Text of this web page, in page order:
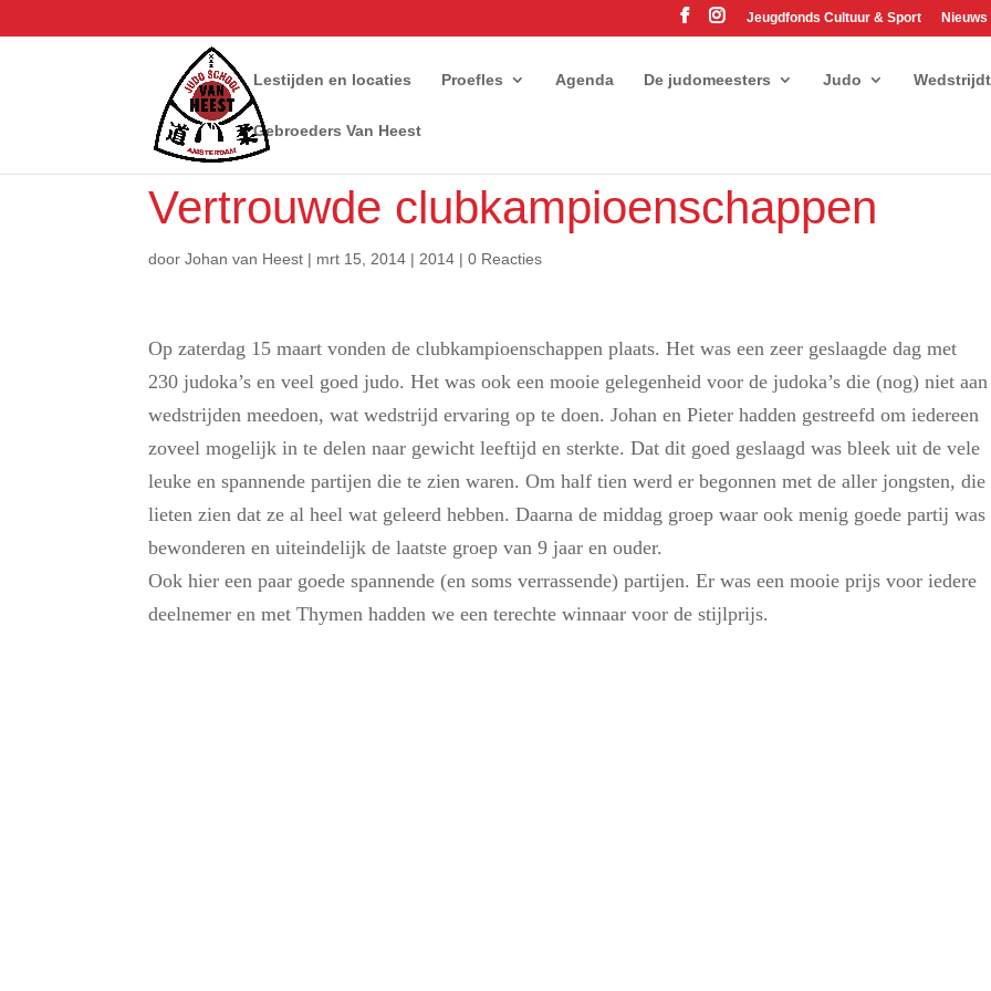
Jeugdfonds Cultuur & Sport Nieuws
Lestijden en locaties Proefles Agenda De judomeesters Judo
Gebroeders Van Heest
Vertrouwde clubkampioenschappen
doorJohan van Heest | mrt 15, 2014 | 2014 |0 Reacties
Op zaterdag 15 maart vonden de clubkampioenschappen plaats. Het was een zeer geslaagde dag met
230 judoka’s en veel goed judo. Het was ook een mooie gelegenheid voor de judoka’s die (nog) niet aan
wedstrijden meedoen, wat wedstrijd ervaring op te doen. Johan en Pieter hadden gestreefd om iedereen
zoveel mogelijk in te delen naar gewicht leeftijd en sterkte. Dat dit goed geslaagd was bleek uit de vele
leuke en spannende partijen die te zien waren. Om half tien werd er begonnen met de aller jongsten, die
lieten zien dat ze al heel wat geleerd hebben. Daarna de middag groep waar ook menig goede partij was
bewonderen en uiteindelijk de laatste groep van 9 jaar en ouder.
Ook hier een paar goede spannende (en soms verrassende) partijen. Er was een mooie prijs voor iedere
deelnemer en met Thymen hadden we een terechte winnaar voor de stijlprijs.